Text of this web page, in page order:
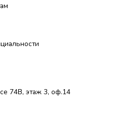
74В, этаж 3, оф.14